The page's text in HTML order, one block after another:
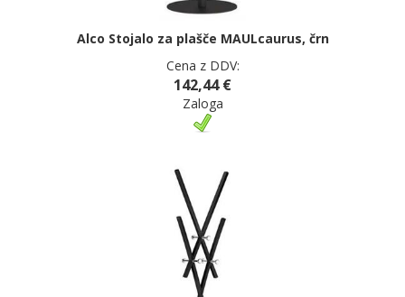
Alco Stojalo za plašče MAULcaurus, črn
Cena z DDV:
142,44 €
Zaloga